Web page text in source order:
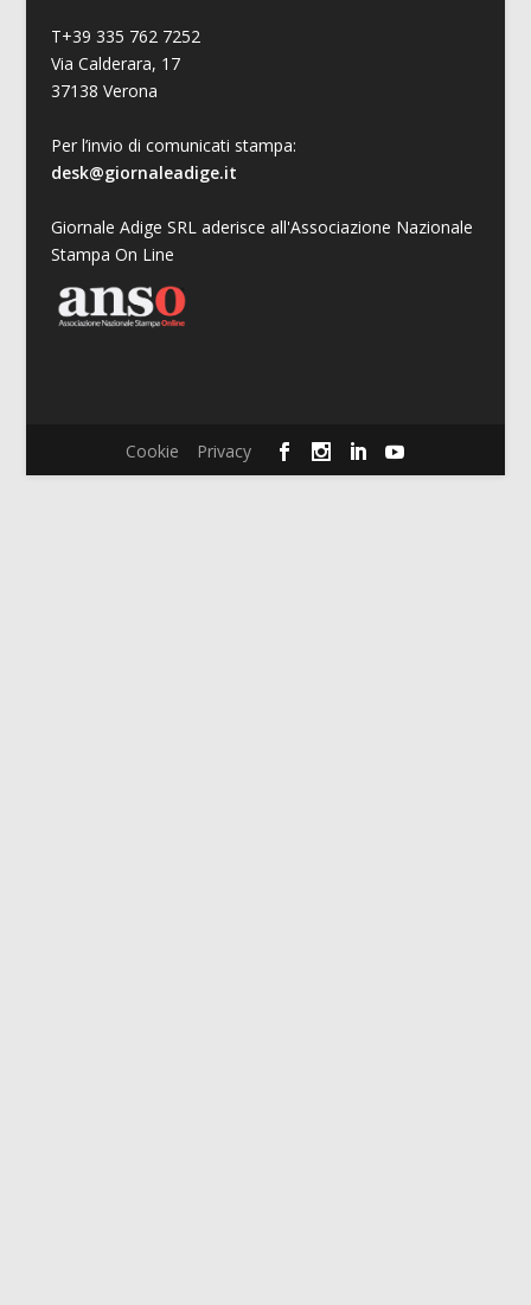
T+39 335 762 7252
Via Calderara, 17
37138 Verona
Per l’invio di comunicati stampa:
desk@giornaleadige.it
Giornale Adige SRL aderisce all'Associazione Nazionale
Stampa On Line
Cookie Privacy